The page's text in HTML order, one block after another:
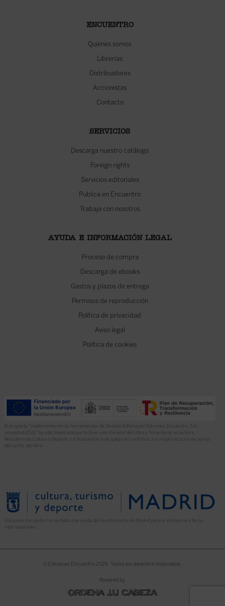
ENCUENTRO
Quiénes somos
Librerías
Distribuidores
Accionistas
Contacto
SERVICIOS
Descarga nuestro catálogo
Foreign rights
Servicios editoriales
Publica en Encuentro
Trabaja con nosotros
AYUDA E INFORMACIÓN LEGAL
Proceso de compra
Descarga de ebooks
Gastos y plazos de entrega
Permisos de reproducción
Política de privacidad
Aviso legal
Política de cookies
El proyecto “Implementación de herramientas de Gestión Editorial en Ediciones Encuentro, S.A.
anualidad 2022” ha sido financiado por la Dirección General del Libro y Fomento de la Lectura,
Ministerio de Cultura y Deporte. La finalidad de este apoyo es contribuir a la modernización de pymes
del sector del libro.
Ediciones Encuentro ha recibido una ayuda del Ayuntamiento de Madrid para la asistencia a ferias
© Ediciones Encuentro 2026. Todos los derechos reservados.
Powered by